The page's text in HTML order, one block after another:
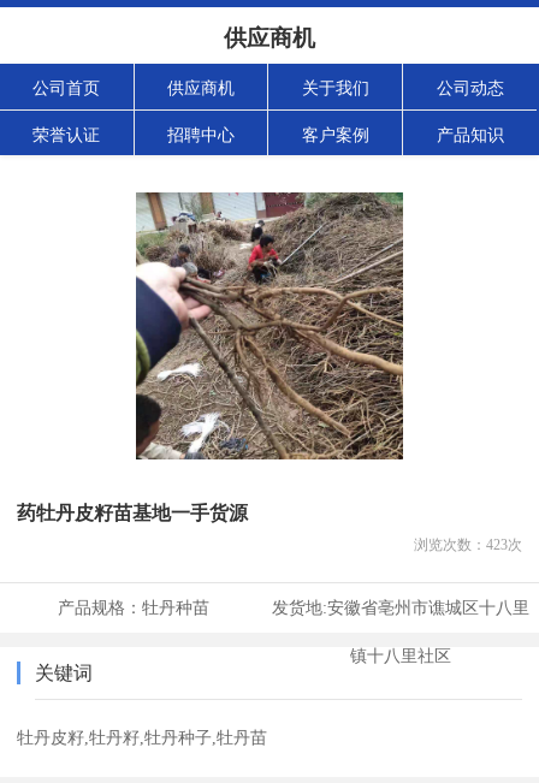
供应商机
公司首页 供应商机 关于我们 公司动态
荣誉认证 招聘中心 客户案例 产品知识
药牡丹皮籽苗基地一手货源
浏览次数： 423次
产品规格： 牡丹种苗 发货地:安徽省亳州市谯城区十八里
镇十八里社区
关键词
牡丹皮籽,牡丹籽,牡丹种子,牡丹苗